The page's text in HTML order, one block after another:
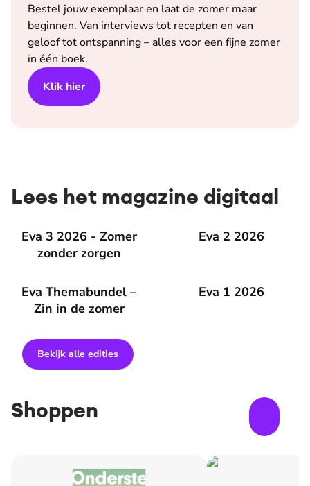
Bestel jouw exemplaar en laat de zomer maar
beginnen. Van interviews tot recepten en van
geloof tot ontspanning – alles voor een fijne zomer
in één boek.
Klik hier
Lees het magazine digitaal
Eva 3 2026 - Zomer
zonder zorgen
Eva 3 2026 - Zomer zonder zorgen Eva 2 2026
Eva 2 2026
Eva Themabundel –
Zin in de zomer
Eva Themabundel – Zin in de zomer Eva 1 2026
Eva 1 2026
Bekijk alle edities
Shoppen